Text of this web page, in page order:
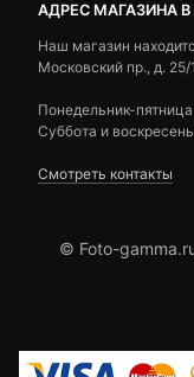
АДРЕС МАГАЗИНА В
Наш магазин
Московский пр., д. 25/1
Понедельник-
Суббота и
Смотреть контакты
© Foto-